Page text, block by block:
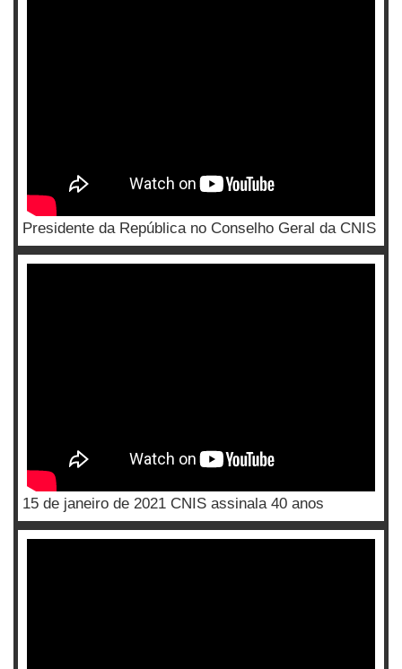
Presidente da República no Conselho Geral da CNIS
15 de janeiro de 2021 CNIS assinala 40 anos